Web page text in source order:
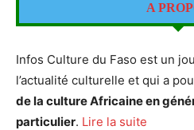
A
Infos Culture du Faso est un
l’actualité culturelle et qui a
de la culture Africaine en
particulier. Lire la suite